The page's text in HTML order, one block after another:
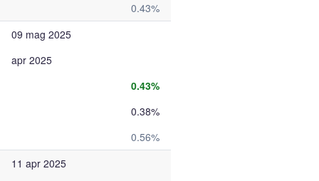
0.43%
09 mag 2025
apr 2025
0.43%
0.38%
0.56%
11 apr 2025